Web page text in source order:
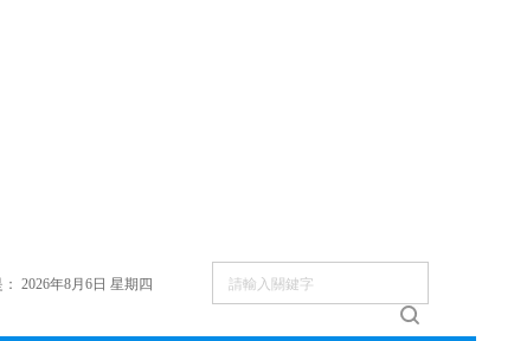
2026年8月6日 星期四